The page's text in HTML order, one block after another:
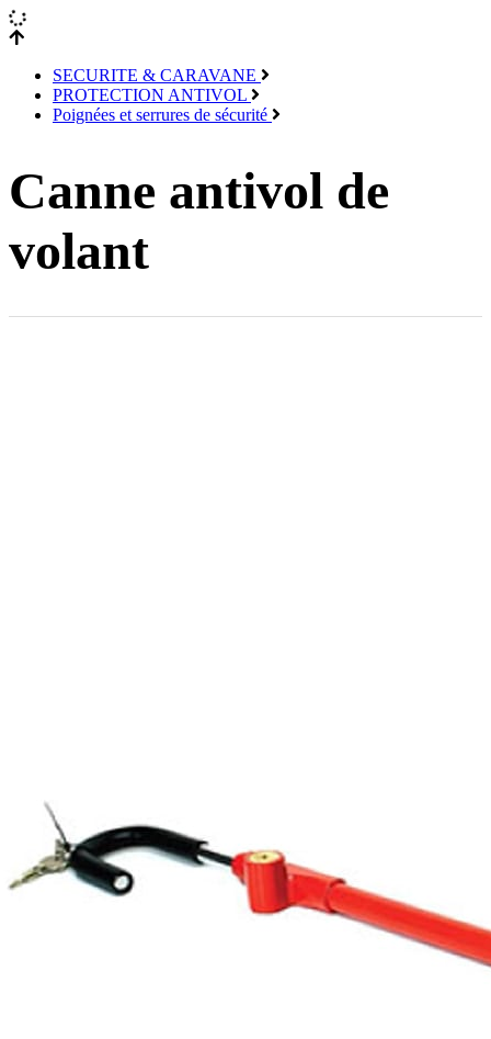
SECURITE & CARAVANE
PROTECTION ANTIVOL
Poignées et serrures de sécurité
Canne antivol de
volant